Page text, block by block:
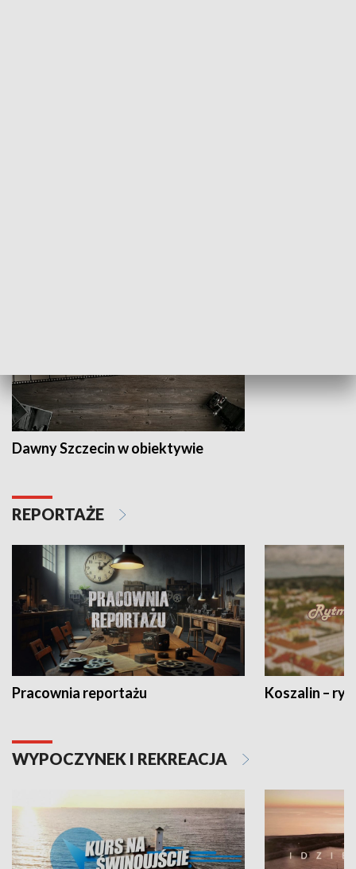
Dawny Szczecin w obiektywie
REPORTAŻE
Pracownia reportażu Koszalin –
WYPOCZYNEK I REKREACJA